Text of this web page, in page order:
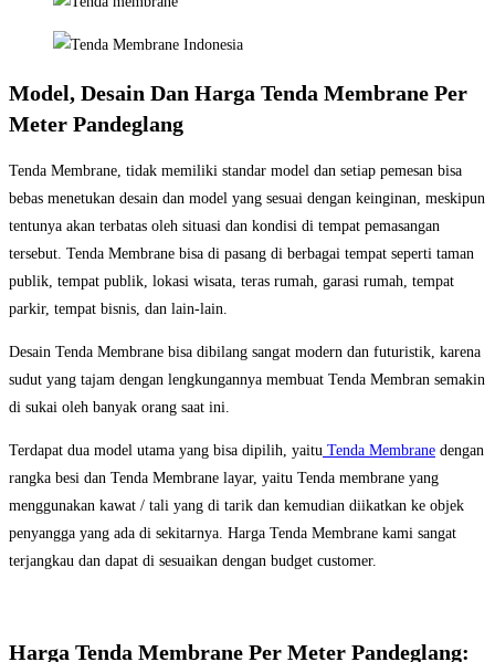
Model, Desain Dan Harga Tenda Membrane Per
Meter Pandeglang
Tenda Membrane, tidak memiliki standar model dan setiap pemesan bisa
bebas menetukan desain dan model yang sesuai dengan keinginan, meskipun
tentunya akan terbatas oleh situasi dan kondisi di tempat pemasangan
tersebut. Tenda Membrane bisa di pasang di berbagai tempat seperti taman
publik, tempat publik, lokasi wisata, teras rumah, garasi rumah, tempat
parkir, tempat bisnis, dan lain-lain.
Desain Tenda Membrane bisa dibilang sangat modern dan futuristik, karena
sudut yang tajam dengan lengkungannya membuat Tenda Membran semakin
di sukai oleh banyak orang saat ini.
Terdapat dua model utama yang bisa dipilih, yaitu Tenda Membrane dengan
rangka besi dan Tenda Membrane layar, yaitu Tenda membrane yang
menggunakan kawat / tali yang di tarik dan kemudian diikatkan ke objek
penyangga yang ada di sekitarnya. Harga Tenda Membrane kami sangat
terjangkau dan dapat di sesuaikan dengan budget customer.
Harga Tenda Membrane Per Meter Pandeglang: